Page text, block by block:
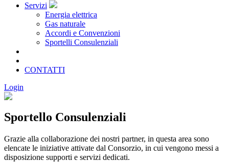
Servizi
Energia elettrica
Gas naturale
Accordi e Convenzioni
Sportelli Consulenziali
CONTATTI
Login
Sportello Consulenziali
Grazie alla collaborazione dei nostri partner, in questa area sono
elencate le iniziative attivate dal Consorzio, in cui vengono messi a
disposizione supporti e servizi dedicati.